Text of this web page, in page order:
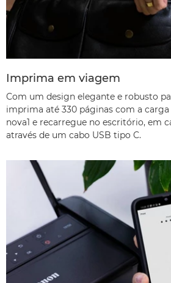
Imprima em viagem
Com um design elegante e robusto
imprima até 330 páginas com a
nova1 e recarregue no escritório, em
através de um cabo USB tipo C.